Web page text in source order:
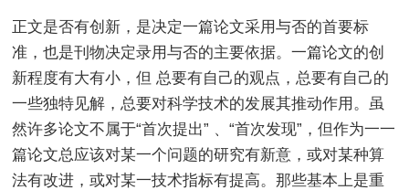
正文是否有创新，是决定一篇论文采用与否的首要标
准，也是刊物决定录用与否的主要依据。一篇论文的创
新程度有大有小，但 总要有自己的观点，总要有自己的
一些独特见解，总要对科学技术的发展其推动作用。虽
然许多论文不属于“首次提出” 、“首次发现”，但作为一一
篇论文总应该对某一个问题的研究有新意，或对某种算
法有改进，或对某一技术指标有提高。那些基本上是重